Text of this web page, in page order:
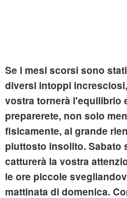
Se i mesi scorsi sono
diversi intoppi
vostra tornerà l'equilibrio
preparerete, non solo
fisicamente, al grande
piuttosto insolito. Sabato
catturerà la vostra
le ore piccole
mattinata di domenica.